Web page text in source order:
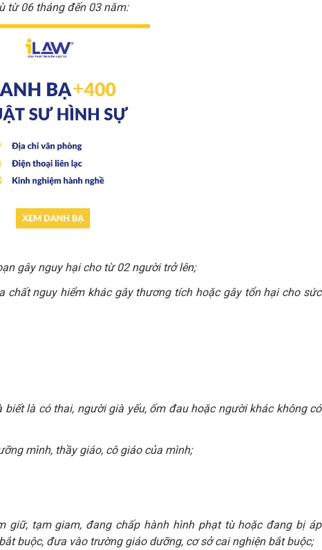
từ 06 tháng đến 03 năm:
gây nguy hại cho từ 02 người trở lên;
chất nguy hiểm khác gây thương tích hoặc gây tổn hại cho sức
là có thai, người già yếu, ốm đau hoặc người khác không có
mình, thầy giáo, cô giáo của mình;
giữ, tạm giam, đang chấp hành hình phạt tù hoặc đang bị áp
buộc, đưa vào trường giáo dưỡng, cơ sở cai nghiện bắt buộc;